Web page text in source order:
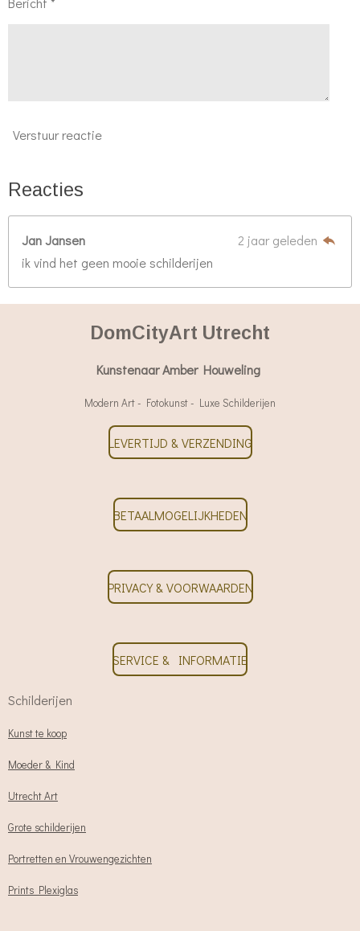
Verstuur reactie
Reacties
Jan Jansen
2 jaar geleden
ik vind het geen mooie schilderijen
DomCityArt Utrecht
Kunstenaar Amber Houweling
Modern Art - Fotokunst - Luxe Schilderijen
LEVERTIJD & VERZENDING
BETAALMOGELIJKHEDEN
PRIVACY & VOORWAARDEN
SERVICE & INFORMATIE
Schilderijen
Kunst te koop
Moeder & Kind
Utrecht Art
Grote schilderijen
Portretten en Vrouwengezichten
Prints Plexiglas